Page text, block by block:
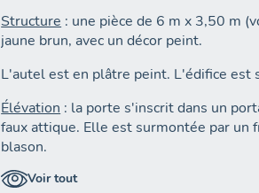
Structure : une pièce de 6 m x 3,50 m
jaune brun, avec un décor peint.
L'autel est en plâtre peint. L'édifice est
Élévation : la porte s'inscrit dans un
faux attique. Elle est surmontée par un
blason.
Couverture: le toit à deux pans
Voir tout